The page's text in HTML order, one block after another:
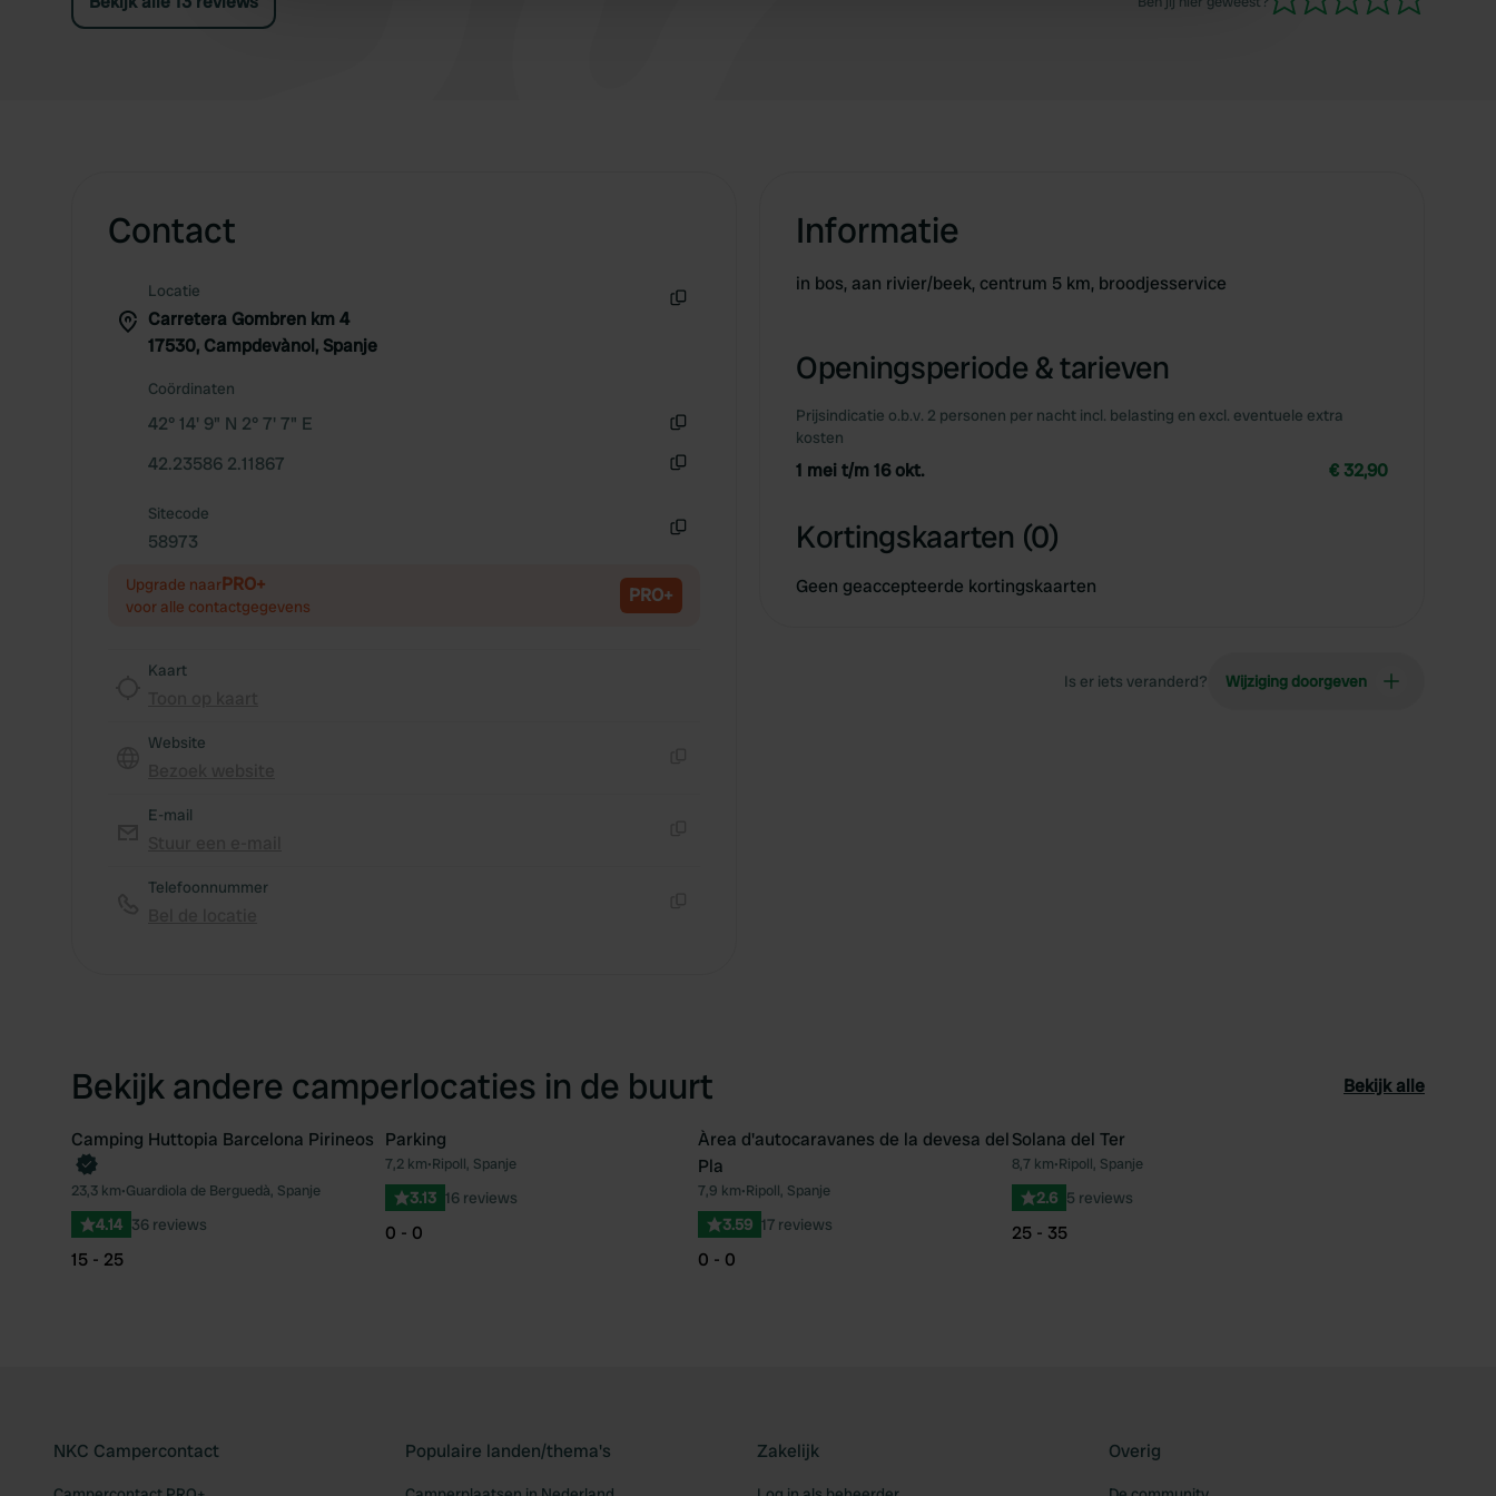
Neem drinken + eten mee.
Contact
Locatie
Carretera Gombren km 4
17530, Campdevànol, Spanje
Coördinaten
42° 14' 9" N 2° 7' 7" E
42.23586 2.11867
Sitecode
58973
Upgrade naarPRO+
voor alle contactgegevens PRO+
Kaart
Website
E-mail
Telefoonnummer
Informatie
in bos, aan rivier/beek, centrum 5 km, broodjesservice
Openingsperiode & tarieven
Prijsindicatie o.b.v. 2 personen per nacht incl. belasting en excl. eventuele extra
kosten
1 mei t/m 16 okt. € 32,90
Kortingskaarten (0)
Geen geaccepteerde kortingskaarten
Is er iets veranderd? Wijziging doorgeven
Bekijk andere camperlocaties in de buurt Bekijk alle
Favoriet
Boek direct
Camping Huttopia Barcelona Pirineos
23,3 km•Guardiola de Berguedà, Spanje
4.14 36 reviews
15 - 25
Favoriet
Parking
7,2 km•Ripoll, Spanje
3.13 16 reviews
0 - 0
Favoriet
Àrea d'autocaravanes de la devesa del
Pla
7,9 km•Ripoll, Spanje
3.59 17 reviews
0 - 0
Solana del Ter
8,7 km•Ripoll, Spanje
2.6 5 reviews
25 - 35
NKC Campercontact Populaire landen/thema's Zakelijk Overig